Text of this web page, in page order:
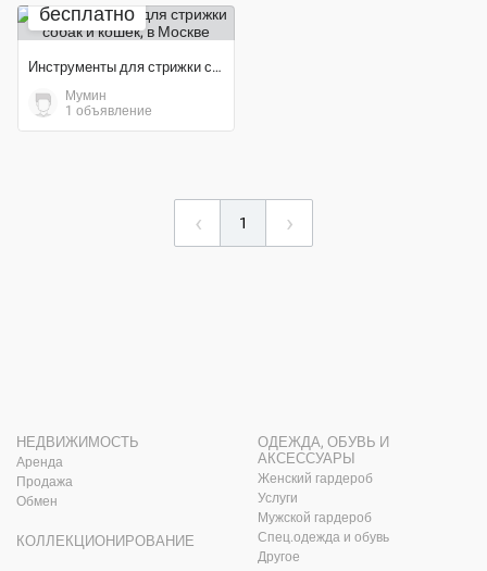
бесплатно
Инструменты для стрижки собак и кошек
Мумин
1 объявление
‹ 1 ›
НЕДВИЖИМОСТЬ
Аренда
Продажа
Обмен
КОЛЛЕКЦИОНИРОВАНИЕ
ОДЕЖДА, ОБУВЬ И
АКСЕССУАРЫ
Женский гардероб
Услуги
Мужской гардероб
Спец.одежда и обувь
Другое